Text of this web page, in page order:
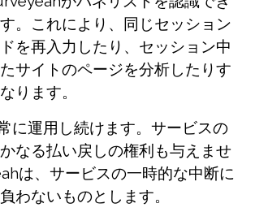
。これにより、同じセッション
を再入力したり、セッション中
サイトのページを分析したりす
ります。
に運用し続けます。サービスの
なる払い戻しの権利も与えませ
は、サービスの一時的な中断に
わないものとします。